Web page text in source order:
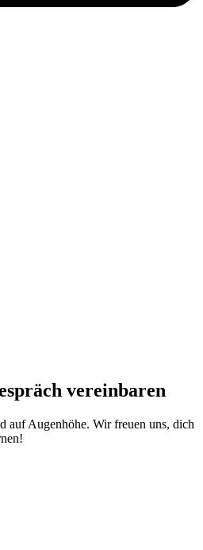
vereinbaren
auf Augenhöhe. Wir freuen uns, dich